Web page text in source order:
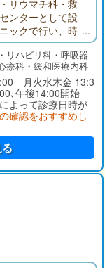
リウマチ科・救
ンターとして設
ックで行い、時
応致します。ク
日体制で患者様を
高度な検査機器
管理を行いま
リハビリ科・呼吸器
療科・緩和医療内科
月火水木金 13:3
､午後14:00開始
よって診療日時が
確認をおすすめし